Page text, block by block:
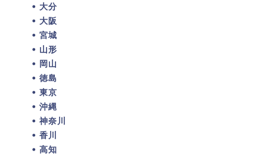
大分
大阪
宮城
山形
岡山
徳島
東京
沖縄
神奈川
香川
高知